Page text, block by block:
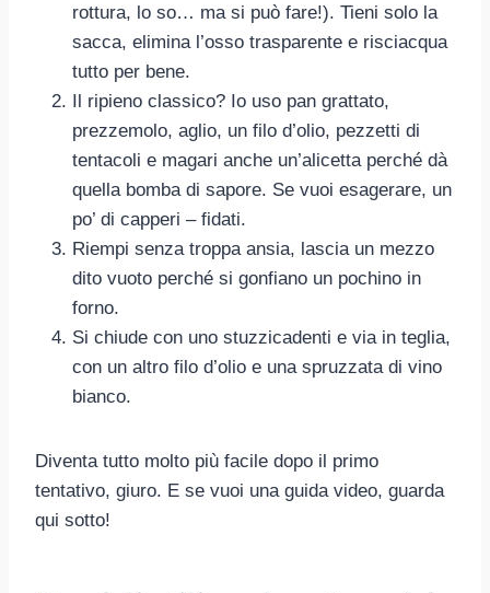
rottura, lo so… ma si può fare!). Tieni solo la
sacca, elimina l’osso trasparente e risciacqua
tutto per bene.
Il ripieno classico? Io uso pan grattato,
prezzemolo, aglio, un filo d’olio, pezzetti di
tentacoli e magari anche un’alicetta perché dà
quella bomba di sapore. Se vuoi esagerare, un
po’ di capperi – fidati.
Riempi senza troppa ansia, lascia un mezzo
dito vuoto perché si gonfiano un pochino in
forno.
Si chiude con uno stuzzicadenti e via in teglia,
con un altro filo d’olio e una spruzzata di vino
bianco.
Diventa tutto molto più facile dopo il primo
tentativo, giuro. E se vuoi una guida video, guarda
qui sotto!